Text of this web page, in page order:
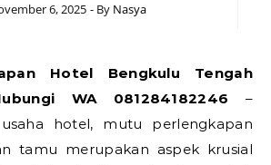
6, 2025 - By Nasya
WA 081284182246 –
hotel, mutu perlengkapan
tamu merupakan aspek krusial